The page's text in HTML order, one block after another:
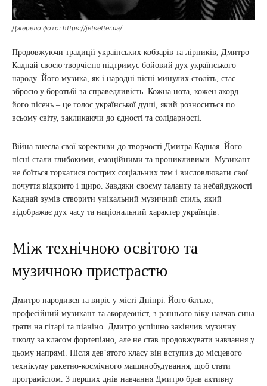
Джерело фото: https://jetsetter.ua/
Продовжуючи традиції українських кобзарів та лірників, Дмитро
Каднай своєю творчістю підтримує бойовий дух українського
народу. Його музика, як і народні пісні минулих століть, стає
зброєю у боротьбі за справедливість. Кожна нота, кожен акорд
його пісень – це голос української душі, який розноситься по
всьому світу, закликаючи до єдності та солідарності.
Війна внесла свої корективи до творчості Дмитра Кадная. Його
пісні стали глибокими, емоційними та проникливими. Музикант
не боїться торкатися гострих соціальних тем і висловлювати свої
почуття відкрито і щиро. Завдяки своєму таланту та небайдужості
Каднай зумів створити унікальний музичний стиль, який
відображає дух часу та національний характер українців.
Між технічною освітою та
музичною пристрастю
Дмитро народився та виріс у місті Дніпрі. Його батько,
професійний музикант та акордеоніст, з раннього віку навчав сина
грати на гітарі та піаніно. Дмитро успішно закінчив музичну
школу за класом фортепіано, але не став продовжувати навчання у
цьому напрямі. Після дев’ятого класу він вступив до місцевого
технікуму ракетно-космічного машинобудування, щоб стати
програмістом. З перших днів навчання Дмитро брав активну